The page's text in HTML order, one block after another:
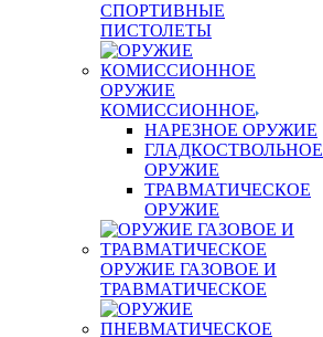
СПОРТИВНЫЕ
ПИСТОЛЕТЫ
ОРУЖИЕ
КОМИССИОННОЕ
НАРЕЗНОЕ ОРУЖИЕ
ГЛАДКОСТВОЛЬНОЕ
ОРУЖИЕ
ТРАВМАТИЧЕСКОЕ
ОРУЖИЕ
ОРУЖИЕ ГАЗОВОЕ И
ТРАВМАТИЧЕСКОЕ